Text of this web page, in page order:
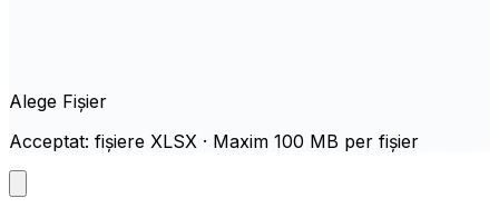
Alege Fișier
Acceptat: fișiere XLSX · Maxim 100 MB per fișier